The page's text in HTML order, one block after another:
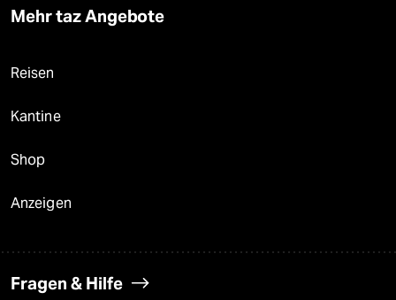
Mehr taz Angebote
Reisen
Kantine
Shop
Anzeigen
Fragen & Hilfe